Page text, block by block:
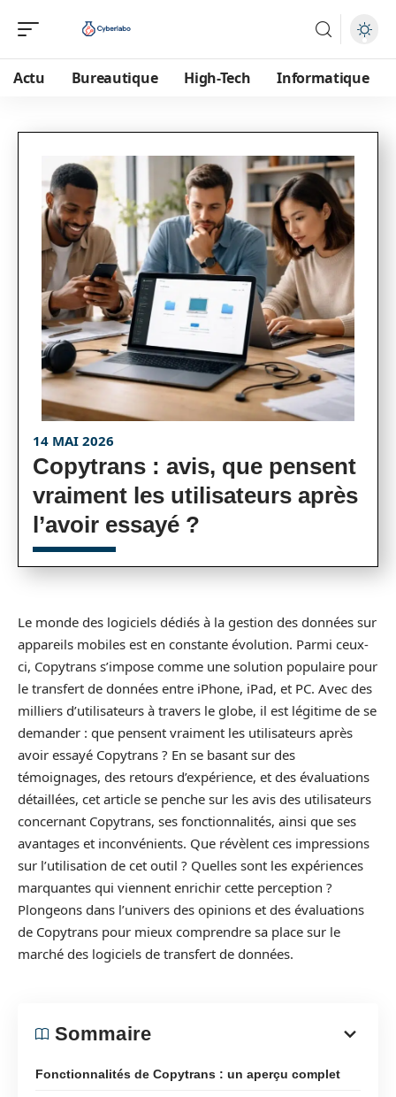
Actu Bureautique High-Tech Informatique
14 MAI 2026
Copytrans : avis, que pensent
vraiment les utilisateurs après
l’avoir essayé ?
Le monde des logiciels dédiés à la gestion des données sur
appareils mobiles est en constante évolution. Parmi ceux-
ci, Copytrans s’impose comme une solution populaire pour
le transfert de données entre iPhone, iPad, et PC. Avec des
milliers d’utilisateurs à travers le globe, il est légitime de se
demander : que pensent vraiment les utilisateurs après
avoir essayé Copytrans ? En se basant sur des
témoignages, des retours d’expérience, et des évaluations
détaillées, cet article se penche sur les avis des utilisateurs
concernant Copytrans, ses fonctionnalités, ainsi que ses
avantages et inconvénients. Que révèlent ces impressions
sur l’utilisation de cet outil ? Quelles sont les expériences
marquantes qui viennent enrichir cette perception ?
Plongeons dans l’univers des opinions et des évaluations
de Copytrans pour mieux comprendre sa place sur le
marché des logiciels de transfert de données.
Sommaire
Fonctionnalités de Copytrans : un aperçu complet